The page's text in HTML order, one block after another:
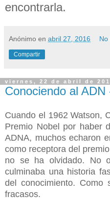
encontrarla.
Anónimo en abril 27, 2016 No
Compartir
viernes, 22 de abril de
Conociendo al ADN
Cuando el 1962 Watson,
Premio Nobel por haber
ADNA, muchos echaron
como receptora del
no se ha olvidado. No
culminaba una historia
del conocimiento. Como
fracasos.